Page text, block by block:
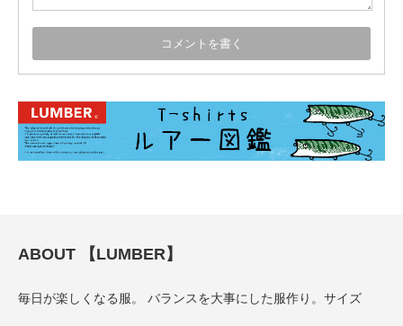
ABOUT 【LUMBER】
毎日が楽しくなる服。 バランスを大事にした服作り。サイズ